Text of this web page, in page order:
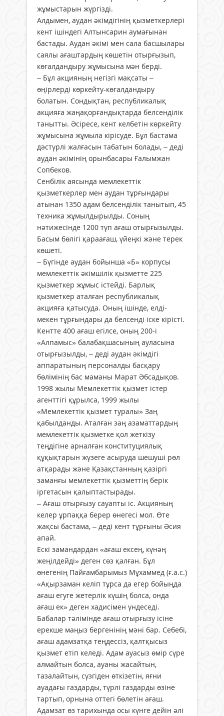
жұмыстарын жүргізді.
Алдымен, аудан әкімдігінің қызметкерлері
кент ішіндегі Алтынсарин аумағынан
бастады. Аудан әкімі мен сала басшылары
саялы ағаштардың көшетін отырғызып,
көгалдандыру жұмысына мән берді.
– Бұл акцияның негізгі мақсаты –
өңірлерді көркейту-көгалдандыру
болатын. Сондықтан, республикалық
акцияға жаңақорғандықтарда белсенділік
танытты. Әсіресе, кент келбетін көркейту
жұмысына жұмыла кірісуде. Бұл бастама
дәстүрлі жалғасын табатын болады, – деді
аудан әкімінің орынбасары Ғалымжан
Сопбеков.
Сенбілік аясында мемлекеттік
қызметкерлер мен аудан тұрғындары
атынан 1350 адам белсенділік танытып, 45
техника жұмылдырылды. Соның
нәтижесінде 1200 түп ағаш отырғызылды.
Басым бөлігі қараағаш, үйеңкі және терек
көшеті.
– Бүгінде аудан бойынша «Б» корпусы
мемлекеттік әкімшілік қызметте 225
қызметкер жұмыс істейді. Барлық
қызметкер аталған республикалық
акцияға қатысуда. Оның ішінде, елді-
мекен тұрғындары да белсенді іске кірісті.
Кентте 400 ағаш егілсе, оның 200-і
«Алпамыс» балабақшасының ауласына
отырғызылды, – деді аудан әкімдігі
аппаратының персоналды басқару
бөлімінің бас маманы Марат Әбсадықов.
1998 жылы Мемлекеттік қызмет істер
агенттігі құрылса, 1999 жылы
«Мемлекеттік қызмет туралы» Заң
қабылданды. Аталған заң азаматтардың
мемлекеттік қызметке қол жеткізу
теңдігіне арналған конституциялық
құқықтарын жүзеге асыруда шешуші рөл
атқарады және Қазақстанның қазіргі
заманғы мемлекеттік қызметтің берік
іргетасын қалыптастырады.
– Ағаш отырғызу сауапты іс. Акцияның
келер ұрпаққа берер өнегесі мол. Өте
жақсы бастама, – деді кент тұрғыны Әсия
апай.
Ескі замандардан «ағаш ексең, күнәң
жеңілдейді» деген сөз қалған. Бұл
өнегенің Пайғамбарымыз Мұхаммед (ғ.а.с.)
«Ақырзаман келіп тұрса да егер бойыңда
ағаш егуге жетерлік күшің болса, онда
ағаш ек» деген хадисімен үндеседі.
Бабалар тәлімінде ағаш отырғызу ісіне
ерекше маңыз бергенінің мәні бар. Себебі,
ағаш адамзатқа теңдессіз, қалтқысыз
қызмет етіп келеді. Адам ауасыз өмір сүре
алмайтын болса, ауаны жасайтын,
тазалайтын, сүзгіден өткізетін, яғни
ауадағы газдарды, түрлі газдарды өзіне
тартып, орнына оттегі бөлетін ағаш.
Адамзат өз тарихында осы күнге дейін әлі